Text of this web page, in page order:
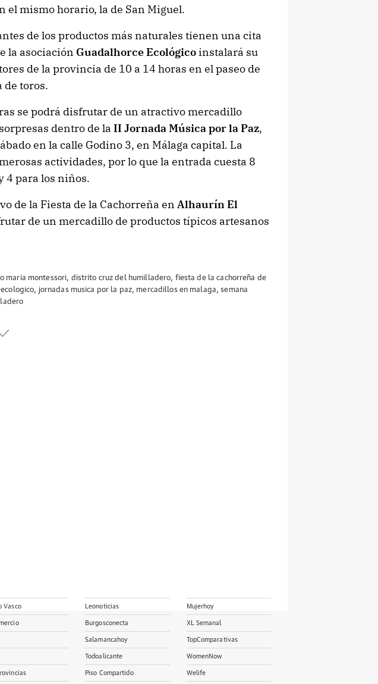
el mismo horario, la de San Miguel.
de los productos más naturales tienen una cita
la asociación Guadalhorce Ecológicoinstalará su
de la provincia de 10 a 14 horas en el paseo de
de toros.
se podrá disfrutar de un atractivo mercadillo
dentro de la II Jornada Música por la Paz,
en la calle Godino 3, en Málaga capital. La
actividades, por lo que la entrada cuesta 8
4 para los niños.
de la Fiesta de la Cachorreña en Alhaurín El
de un mercadillo de productos típicos artesanos
maria montessori, distrito cruz del humilladero, fiesta de la cachorreña de
, jornadas musica por la paz, mercadillos en malaga,semana
Vasco Leonoticias
Burgosconecta
Salamancahoy
Todoalicante
Piso Compartido
Mujerhoy
XL Semanal
TopComparativas
WomenNow
Welife